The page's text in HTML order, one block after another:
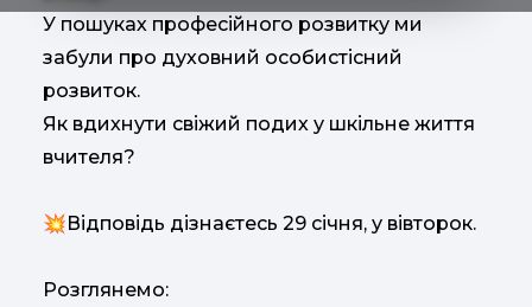
У пошуках професійного розвитку ми
забули про духовний особистісний
розвиток.
Як вдихнути свіжий подих у шкільне життя
вчителя?
💥Відповідь дізнаєтесь 29 січня, у вівторок.
Розглянемо: